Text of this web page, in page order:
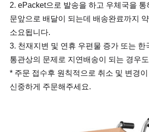
2. ePacket으로 발송을 하고 우체국을 통
문앞으로 배달이 되는데 배송완료까지
소요됩니다.
3. 천재지변 및 연휴 우편물 증가 또는 한
통관상의 문제로 지연배송이 되는 경우
* 주문 접수후 원칙적으로 취소 및 변경이
신중하게 주문해주세요.